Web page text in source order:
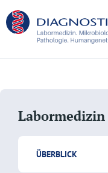
Labormedizin
ÜBERBLICK